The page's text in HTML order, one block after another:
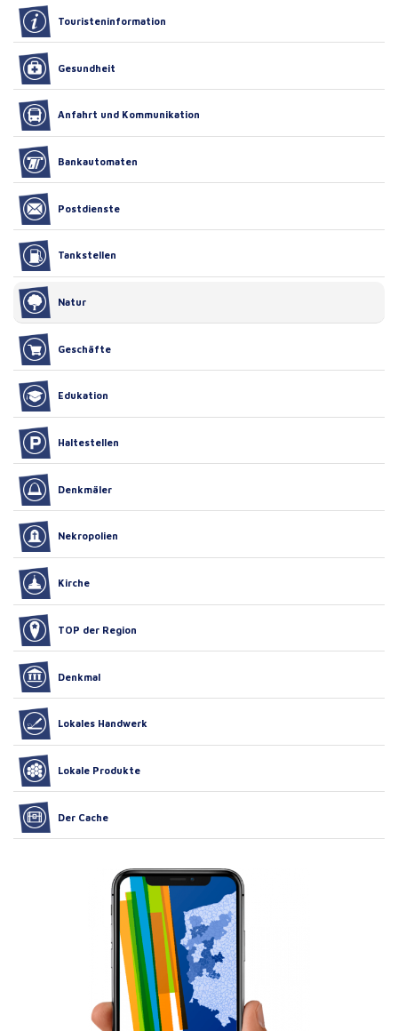
Touristeninformation
Gesundheit
Anfahrt und Kommunikation
Bankautomaten
Postdienste
Tankstellen
Natur
Geschäfte
Edukation
Haltestellen
Denkmäler
Nekropolien
Kirche
TOP der Region
Denkmal
Lokales Handwerk
Lokale Produkte
Der Cache